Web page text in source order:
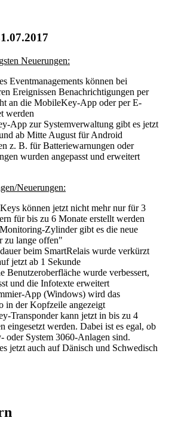
Neuerungen:
Eventmanagements können bei
Ereignissen Benachrichtigungen per
an die MobileKey-App oder per E-
werden
App zur Systemverwaltung gibt es jetzt
ab Mitte August für Android
z. B. für Batteriewarnungen oder
wurden angepasst und erweitert
Neuerungen:
können jetzt nicht mehr nur für 3
für bis zu 6 Monate erstellt werden
Zylinder gibt es die neue
zu lange offen"
beim SmartRelais wurde verkürzt
jetzt ab 1 Sekunde
Benutzeroberfläche wurde verbessert,
und die Infotexte erweitert
App (Windows) wird das
in der Kopfzeile angezeigt
Transponder kann jetzt in bis zu 4
eingesetzt werden. Dabei ist es egal, ob
oder System 3060-Anlagen sind.
jetzt auch auf Dänisch und Schwedisch